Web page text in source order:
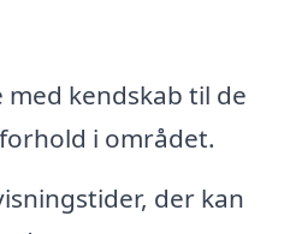
med kendskab til de
i området.
der kan